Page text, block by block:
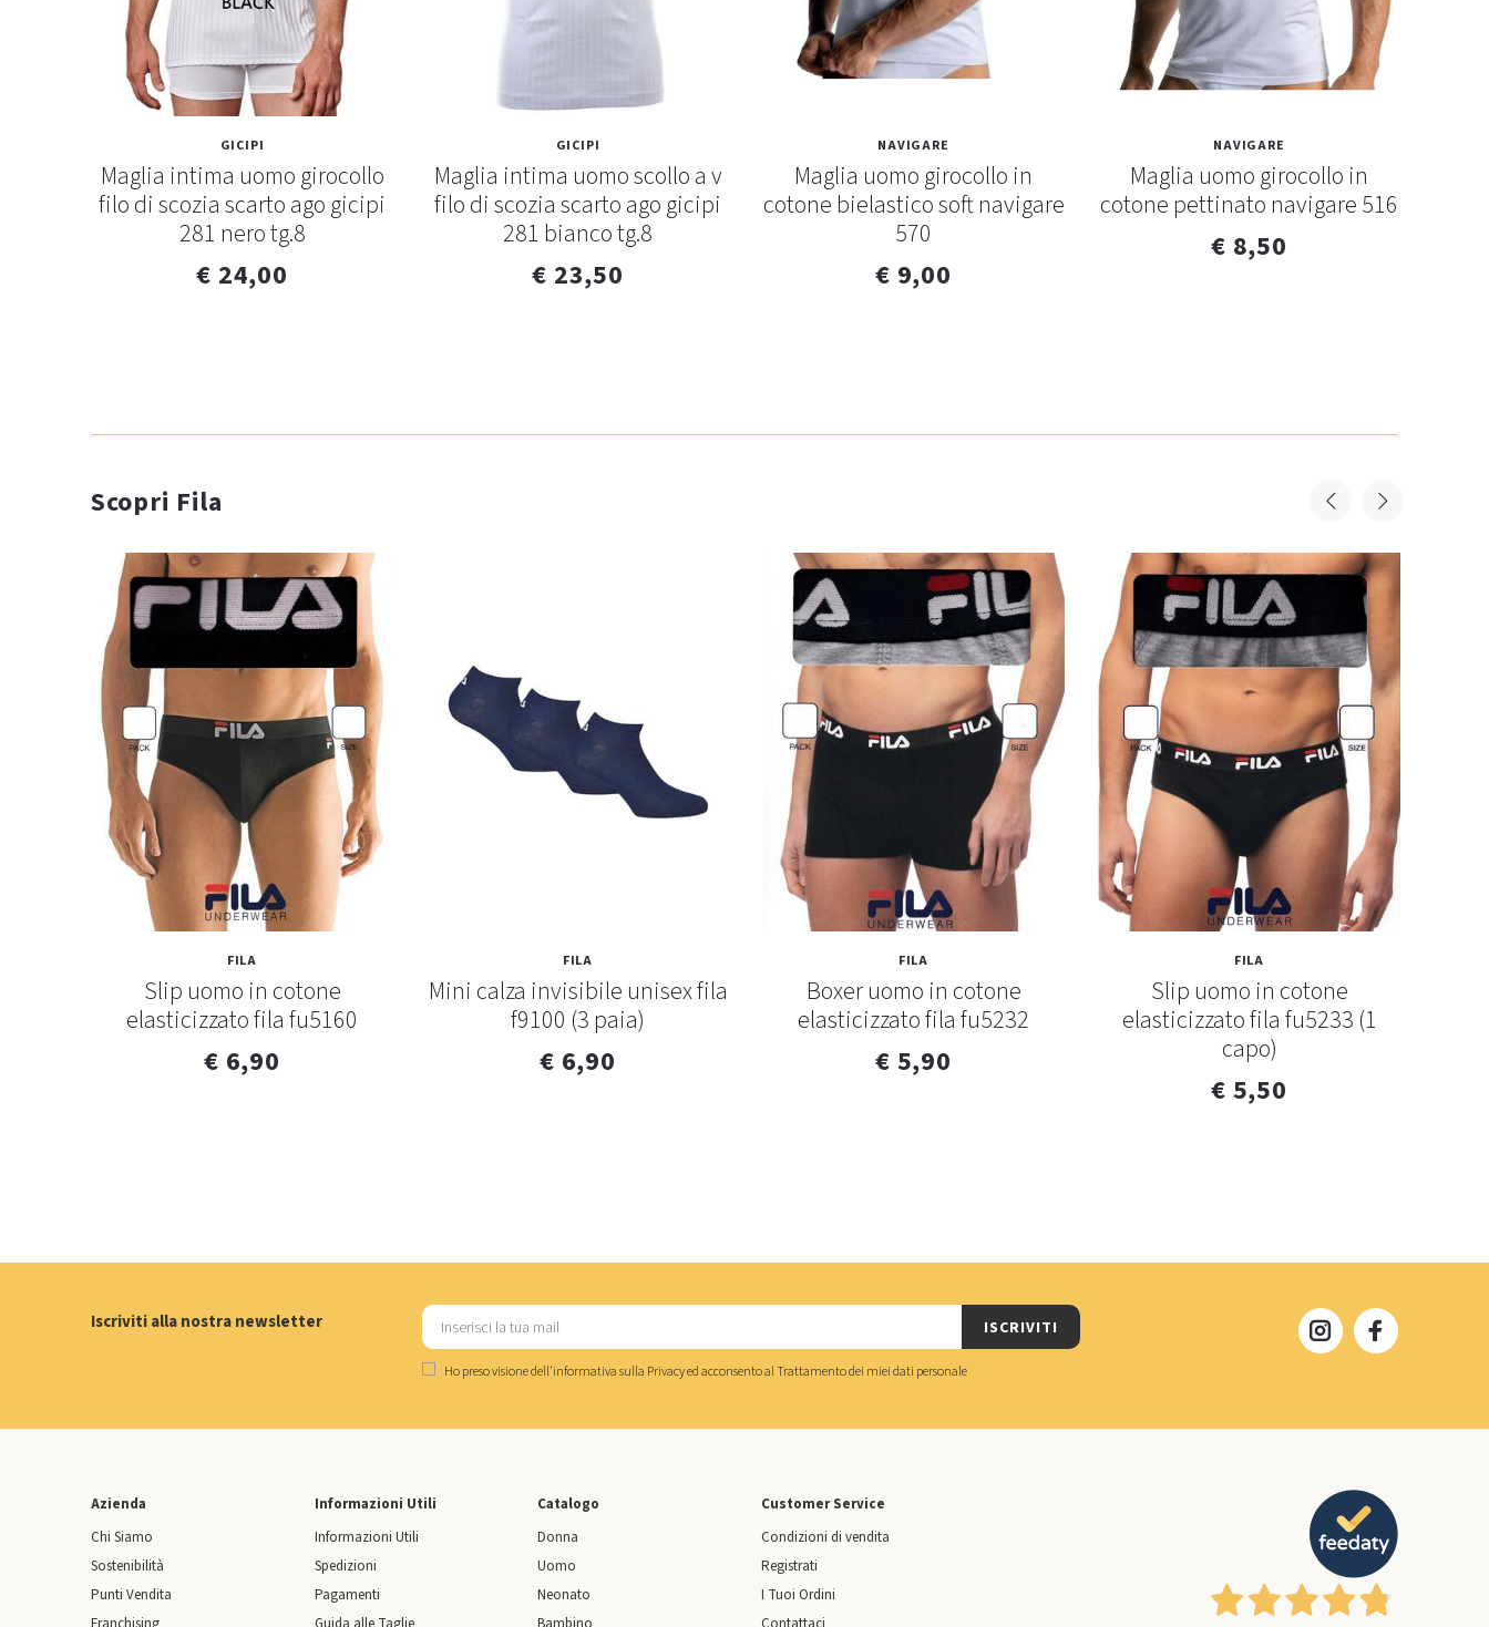
GICIPI
Maglia intima uomo girocollo
filo di scozia scarto ago gicipi
281 nero tg.8
€ 24,00
GICIPI
Maglia intima uomo scollo a v
filo di scozia scarto ago gicipi
281 bianco tg.8
€ 23,50
NAVIGARE
Maglia uomo girocollo in
cotone bielastico soft navigare
570
€ 9,00
NAVIGARE
Maglia uomo girocollo in
cotone pettinato navigare 516
€ 8,50
Scopri Fila
FILA
Slip uomo in cotone
elasticizzato fila fu5160
€ 6,90
FILA
Mini calza invisibile unisex fila
f9100 (3 paia)
€ 6,90
FILA
Boxer uomo in cotone
elasticizzato fila fu5232
€ 5,90
FILA
Slip uomo in cotone
elasticizzato fila fu5233 (1
capo)
€ 5,50
Iscriviti alla nostra newsletter ISCRIVITI
Ho preso visione dell'informativa sulla Privacyed acconsento alTrattamento dei miei dati personale
Azienda
Chi Siamo
Sostenibilità
Punti Vendita
Informazioni Utili
Informazioni Utili
Spedizioni
Pagamenti
Catalogo
Donna
Uomo
Neonato
Customer Service
Condizioni di vendita
Registrati
I Tuoi Ordini